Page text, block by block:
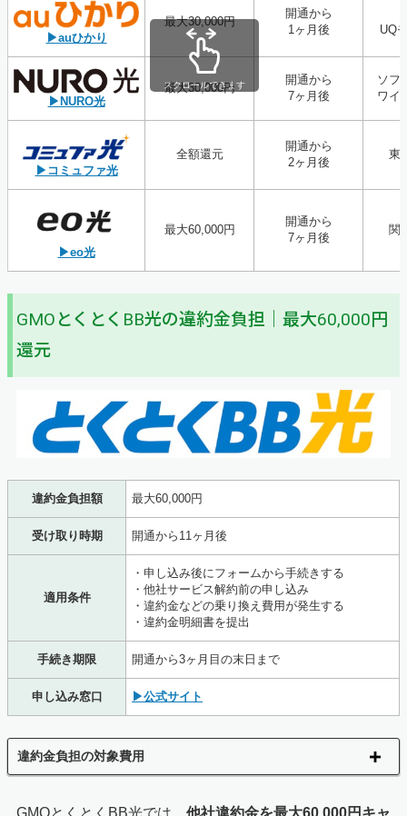
▶auひかり
最大30,000円
開通から
1ヶ月後
UQ
▶NURO光
最大30,000円
開通から
7ヶ月後
ソフ
ワイ
▶コミュファ光
全額還元
開通から
2ヶ月後
東
▶eo光
最大60,000円
開通から
7ヶ月後
関
スクロールできます
GMOとくとくBB光の違約金負担｜最大60,000円
還元
違約金負担額 最大60,000円
受け取り時期 開通から11ヶ月後
適用条件
・申し込み後にフォームから手続きする
・他社サービス解約前の申し込み
・違約金などの乗り換え費用が発生する
・違約金明細書を提出
手続き期限 開通から3ヶ月目の末日まで
申し込み窓口 ▶公式サイト
違約金負担の対象費用
GMOとくとくBB光では、 他社違約金を最大60,000円キャ